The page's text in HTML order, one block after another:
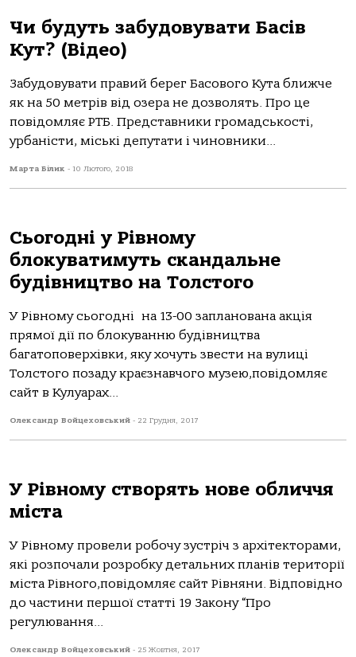
Чи будуть забудовувати Басів
Кут? (Відео)
Забудовувати правий берег Басового Кута ближче
як на 50 метрів від озера не дозволять. Про це
повідомляє РТБ. Представники громадськості,
урбаністи, міські депутати і чиновники...
Марта Білик - 10 Лютого, 2018
Сьогодні у Рівному
блокуватимуть скандальне
будівництво на Толстого
У Рівному сьогодні на 13-00 запланована акція
прямої дії по блокуванню будівництва
багатоповерхівки, яку хочуть звести на вулиці
Толстого позаду краєзнавчого музею,повідомляє
сайт в Кулуарах...
Олександр Войцеховський - 22 Грудня, 2017
У Рівному створять нове обличчя
міста
У Рівному провели робочу зустріч з архітекторами,
які розпочали розробку детальних планів території
міста Рівного,повідомляє сайт Рівняни. Відповідно
до частини першої статті 19 Закону “Про
регулювання...
Олександр Войцеховський - 25 Жовтня, 2017